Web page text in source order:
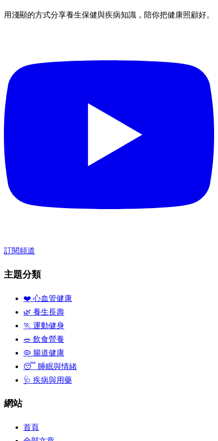
用淺顯的方式分享養生保健與疾病知識，陪你把健康照顧好。
訂閱頻道
主題分類
❤️ 心血管健康
🌿 養生長壽
🏃 運動健身
🥗 飲食營養
🦠 腸道健康
😴 睡眠與情緒
🩺 疾病與用藥
網站
首頁